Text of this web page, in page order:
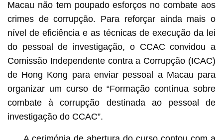
Macau não tem poupado esforços no combate aos
crimes de corrupção. Para reforçar ainda mais o
nível de eficiência e as técnicas de execução da lei
do pessoal de investigação, o CCAC convidou a
Comissão Independente contra a Corrupção (ICAC)
de Hong Kong para enviar pessoal a Macau para
organizar um curso de “Formação contínua sobre
combate à corrupção destinada ao pessoal de
investigação do CCAC”.